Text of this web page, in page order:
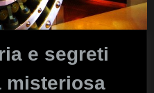
e segreti
misteriosa